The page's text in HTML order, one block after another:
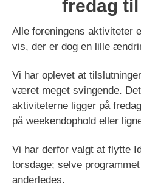
fredag
Alle foreningens aktiviteter
vis, der er dog en lille
Vi har oplevet at
været meget svingende.
aktiviteterne ligger på
på weekendophold eller
Vi har derfor valgt at flytte
torsdage; selve
anderledes.